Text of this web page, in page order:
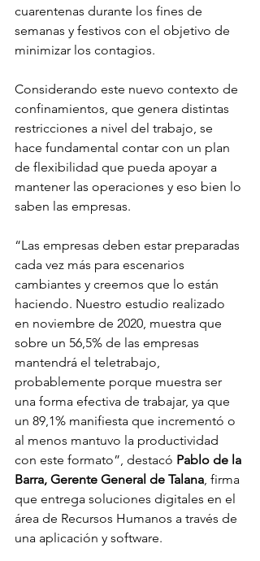
cuarentenas durante los fines de
semanas y festivos con el objetivo de
minimizar los contagios.
Considerando este nuevo contexto de
confinamientos, que genera distintas
restricciones a nivel del trabajo, se
hace fundamental contar con un plan
de flexibilidad que pueda apoyar a
mantener las operaciones y eso bien lo
saben las empresas.
“Las empresas deben estar preparadas
cada vez más para escenarios
cambiantes y creemos que lo están
haciendo. Nuestro estudio realizado
en noviembre de 2020, muestra que
sobre un 56,5% de las empresas
mantendrá el teletrabajo,
probablemente porque muestra ser
una forma efectiva de trabajar, ya que
un 89,1% manifiesta que incrementó o
al menos mantuvo la productividad
con este formato”, destacó Pablo de la
Barra, Gerente General de Talana , firma
que entrega soluciones digitales en el
área de Recursos Humanos a través de
una aplicación y software.